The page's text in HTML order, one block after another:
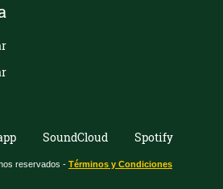
SoundCloud Spotify
reservados - Términos y Condiciones